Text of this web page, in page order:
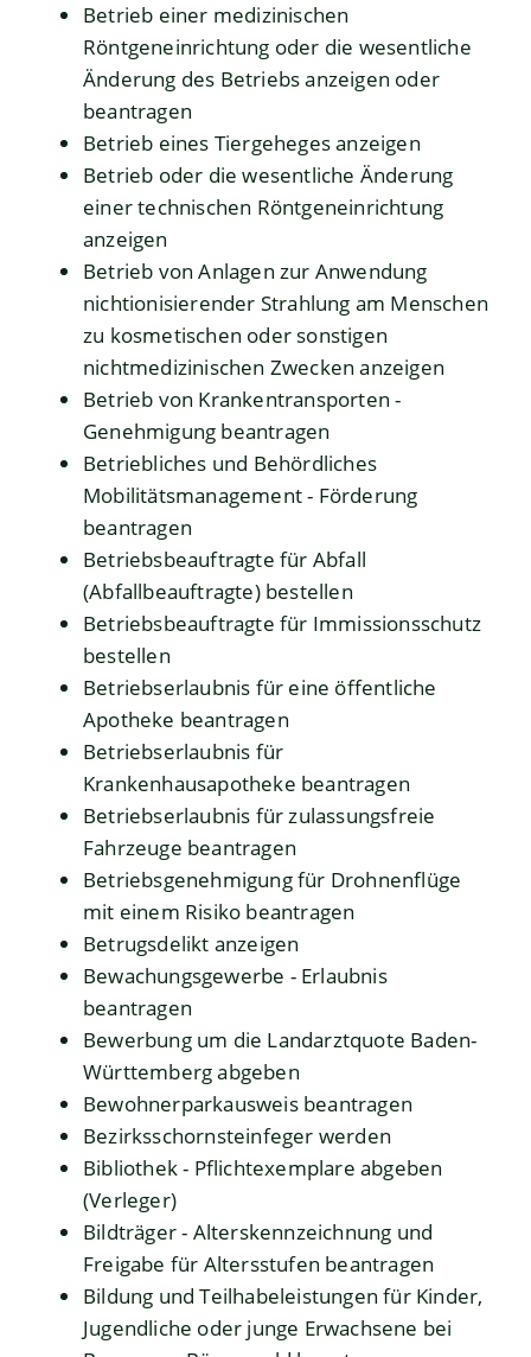
Betrieb einer medizinischen
Röntgeneinrichtung oder die wesentliche
Änderung des Betriebs anzeigen oder
beantragen
Betrieb eines Tiergeheges anzeigen
Betrieb oder die wesentliche Änderung
einer technischen Röntgeneinrichtung
anzeigen
Betrieb von Anlagen zur Anwendung
nichtionisierender Strahlung am Menschen
zu kosmetischen oder sonstigen
nichtmedizinischen Zwecken anzeigen
Betrieb von Krankentransporten -
Genehmigung beantragen
Betriebliches und Behördliches
Mobilitätsmanagement - Förderung
beantragen
Betriebsbeauftragte für Abfall
(Abfallbeauftragte) bestellen
Betriebsbeauftragte für Immissionsschutz
bestellen
Betriebserlaubnis für eine öffentliche
Apotheke beantragen
Betriebserlaubnis für
Krankenhausapotheke beantragen
Betriebserlaubnis für zulassungsfreie
Fahrzeuge beantragen
Betriebsgenehmigung für Drohnenflüge
mit einem Risiko beantragen
Betrugsdelikt anzeigen
Bewachungsgewerbe - Erlaubnis
beantragen
Bewerbung um die Landarztquote Baden-
Württemberg abgeben
Bewohnerparkausweis beantragen
Bezirksschornsteinfeger werden
Bibliothek - Pflichtexemplare abgeben
(Verleger)
Bildträger - Alterskennzeichnung und
Freigabe für Altersstufen beantragen
Bildung und Teilhabeleistungen für Kinder,
Jugendliche oder junge Erwachsene bei